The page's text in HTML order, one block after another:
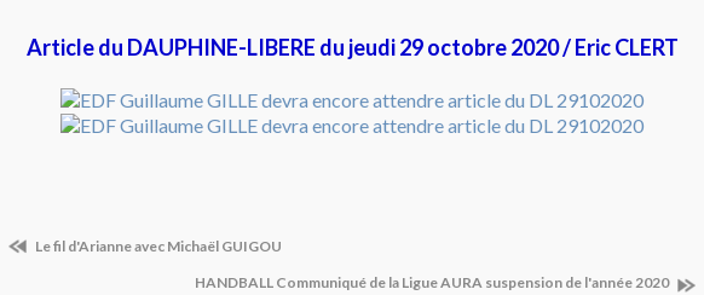
Article du DAUPHINE-LIBERE du jeudi 29 octobre 2020 / Eric CLERT
Le fil d'Arianne avec Michaël GUIGOU
HANDBALL Communiqué de la Ligue AURA suspension de l'année 2020